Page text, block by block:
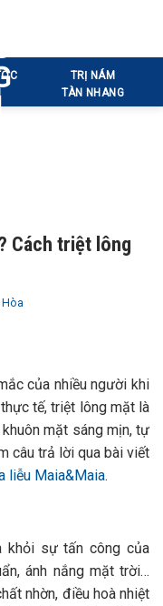
TRỊ NÁM
TÀN NHANG
Cách triệt lông
của nhiều người khi
tế, triệt lông mặt là
mặt sáng mịn, tự
câu trả lời qua bài viết
liễu Maia&Maia.
khỏi sự tấn công của
ánh nắng mặt trời…
nhờn, điều hoà nhiệt